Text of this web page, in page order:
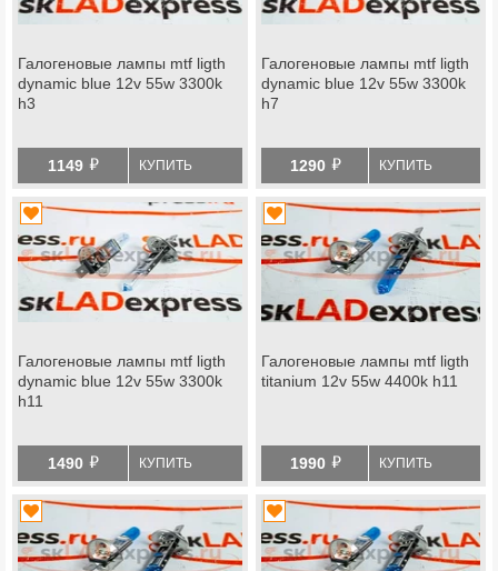
Галогеновые лампы mtf ligth
dynamic blue 12v 55w 3300k
h3
1149 й КУПИТЬ
Галогеновые лампы mtf ligth
dynamic blue 12v 55w 3300k
h7
1290 й КУПИТЬ
Галогеновые лампы mtf ligth
dynamic blue 12v 55w 3300k
h11
1490 й КУПИТЬ
Галогеновые лампы mtf ligth
titanium 12v 55w 4400k h11
1990 й КУПИТЬ